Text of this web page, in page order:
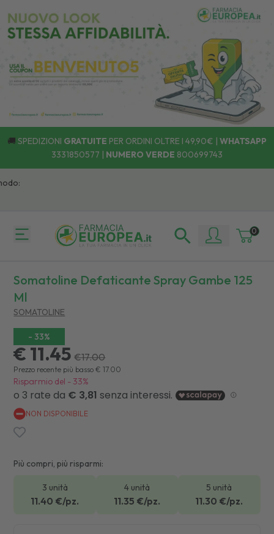
🚚 SPEDIZIONI GRATUITE PER ORDINI OLTRE I 49,90€ | WHATSAPP
3331850577 | NUMERO VERDE 800699743
0
Somatoline Defaticante Spray Gambe 125
Ml
SOMATOLINE
- 33%
€ 11.45 €17.00
Prezzo recente più basso € 17.00
Risparmio del - 33%
NON DISPONIBILE
Più compri, più risparmi:
3 unità
11.40 €/pz.
4 unità
11.35 €/pz.
5 unità
11.30 €/pz.